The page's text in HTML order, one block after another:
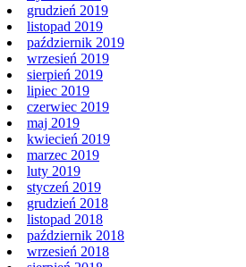
grudzień 2019
listopad 2019
październik 2019
wrzesień 2019
sierpień 2019
lipiec 2019
czerwiec 2019
maj 2019
kwiecień 2019
marzec 2019
luty 2019
styczeń 2019
grudzień 2018
listopad 2018
październik 2018
wrzesień 2018